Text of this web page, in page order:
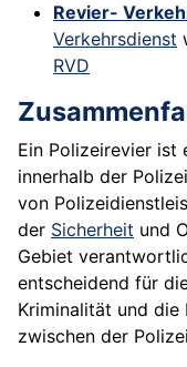
Revier-
Verkehrsdienst
RVD
Ein Polizeirevier ist
innerhalb der
von
der Sicherheit und
Gebiet
entscheidend für
Kriminalität und die
zwischen der